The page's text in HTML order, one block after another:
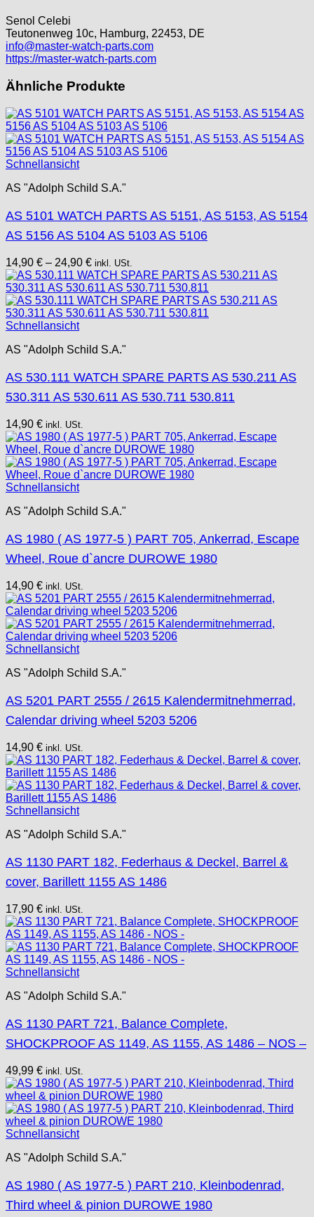
Senol Celebi
Teutonenweg 10c, Hamburg, 22453, DE
info@master-watch-parts.com
https://master-watch-parts.com
Ähnliche Produkte
Schnellansicht
AS "Adolph Schild S.A."
AS 5101 WATCH PARTS AS 5151, AS 5153, AS 5154
AS 5156 AS 5104 AS 5103 AS 5106
14,90 € – 24,90 € inkl. USt.
Schnellansicht
AS "Adolph Schild S.A."
AS 530.111 WATCH SPARE PARTS AS 530.211 AS
530.311 AS 530.611 AS 530.711 530.811
14,90 € inkl. USt.
Schnellansicht
AS "Adolph Schild S.A."
AS 1980 ( AS 1977-5 ) PART 705, Ankerrad, Escape
Wheel, Roue d`ancre DUROWE 1980
14,90 € inkl. USt.
Schnellansicht
AS "Adolph Schild S.A."
AS 5201 PART 2555 / 2615 Kalendermitnehmerrad,
Calendar driving wheel 5203 5206
14,90 € inkl. USt.
Schnellansicht
AS "Adolph Schild S.A."
AS 1130 PART 182, Federhaus & Deckel, Barrel &
cover, Barillett 1155 AS 1486
17,90 € inkl. USt.
Schnellansicht
AS "Adolph Schild S.A."
AS 1130 PART 721, Balance Complete,
SHOCKPROOF AS 1149, AS 1155, AS 1486 – NOS –
49,99 € inkl. USt.
Schnellansicht
AS "Adolph Schild S.A."
AS 1980 ( AS 1977-5 ) PART 210, Kleinbodenrad,
Third wheel & pinion DUROWE 1980